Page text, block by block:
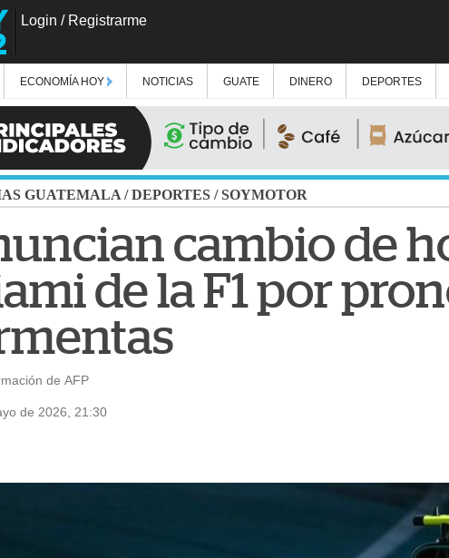
Login / Registrarme
ECONOMÍA HOY NOTICIAS GUATE DINERO DEPORTES
GUATEMALA /DEPORTES /SOYMOTOR
cambio de
de la F1 por
de AFP
de 2026, 21:30